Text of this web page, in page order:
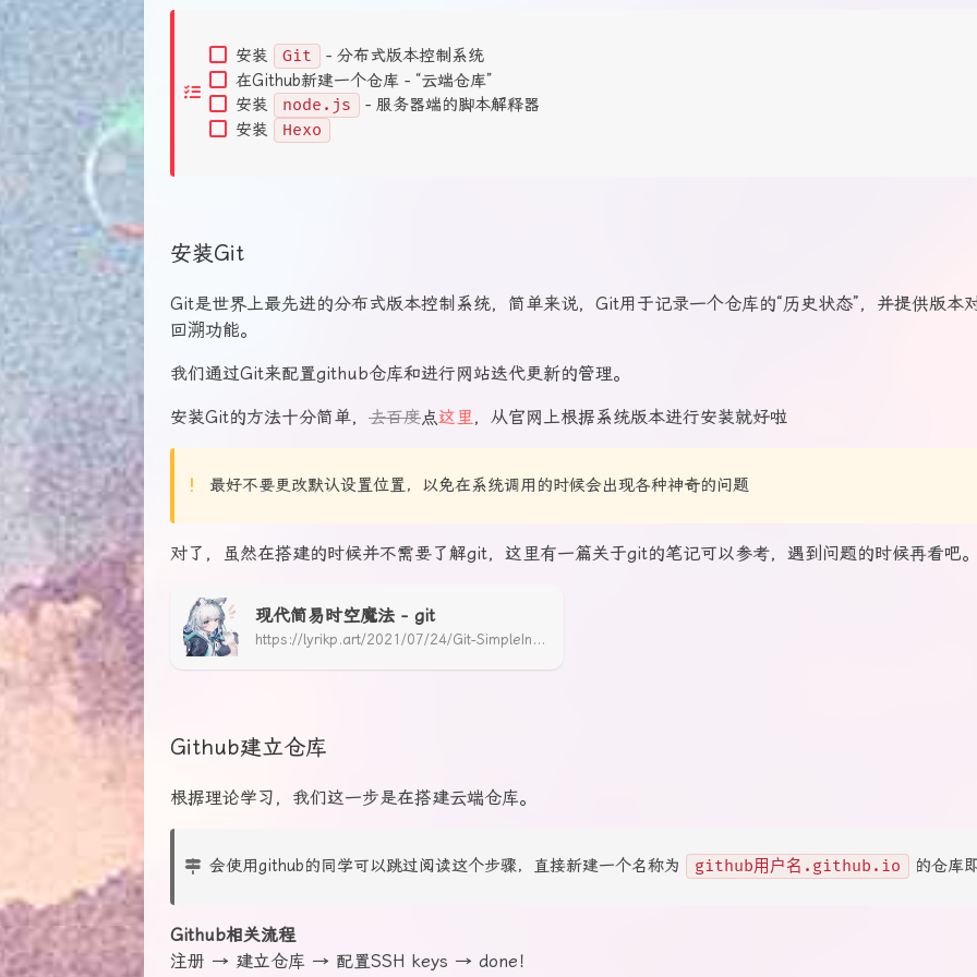
安装 Git
- 分布式版本控制系统
在Github新建一个仓库 - “云端仓库”
安装
node.js
- 服务器端的脚本解释器
安装
Hexo
安装Git
Git是世界上最先进的分布式版本控制系统，简单来说，Git用于记录一个仓库的“历史状态”，并提供版本
回溯功能。
我们通过Git来配置github仓库和进行网站迭代更新的管理。
安装Git的方法十分简单， 去百度点这里 ，从官网上根据系统版本进行安装就好啦
最好不要更改默认设置位置，以免在系统调用的时候会出现各种神奇的问题
对了，虽然在搭建的时候并不需要了解git，这里有一篇关于git的笔记可以参考，遇到问题的时候再看吧
现代简易时空魔法 - git
https://lyrikp.art/2021/07/24/Git-SimpleInstruction/
Github建立仓库
根据理论学习，我们这一步是在搭建云端仓库。
会使用github的同学可以跳过阅读这个步骤，直接新建一个名称为 github用户名.github.io 的仓库
Github相关流程
注册 → 建立仓库 → 配置SSH keys → done！